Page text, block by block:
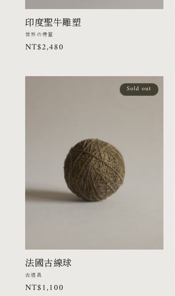
印度聖牛雕塑
廠
商：
世界の骨董
定
NT$2,480
Sold out
法國古線球
廠
商：
古道具
定
NT$1,100